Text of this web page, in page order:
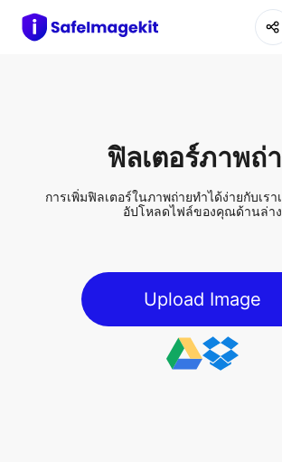
ฟิลเตอร์ภาพถ่
การเพิ่มฟิลเตอร์ในภาพถ่ายทำได้ง่ายกับเร
อัปโหลดไฟล์ของคุณด้านล่าง
Upload Image